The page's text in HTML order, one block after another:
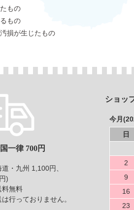
もの
もの
損が生じたもの
一律 700円
・九州 1,100円、
)
料無料
行っておりません。
ショッ
今月
日
2
9
16
23